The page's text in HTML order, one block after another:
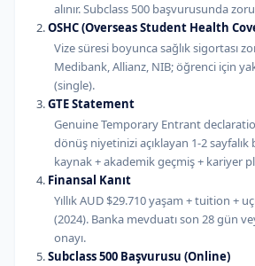
alınır. Subclass 500 başvurusunda
OSHC (Overseas Student Health
Vize süresi boyunca sağlık sigortası
Medibank, Allianz, NIB; öğrenci için
(single).
GTE Statement
Genuine Temporary Entrant
dönüş niyetinizi açıklayan 1-2 sayfalık
kaynak + akademik geçmiş + kariyer
Finansal Kanıt
Yıllık AUD $29.710 yaşam + tuition +
(2024). Banka mevduatı son 28 gün
onayı.
Subclass 500 Başvurusu (Online)